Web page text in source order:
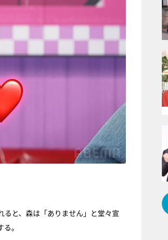
と、森は「ありません」と堂々宣
。